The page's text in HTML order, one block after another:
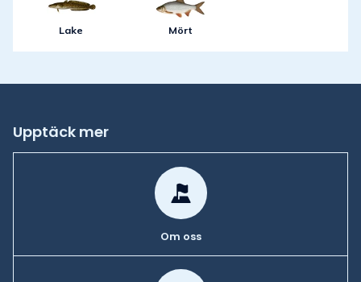
Lake Mört
Upptäck mer
Om oss